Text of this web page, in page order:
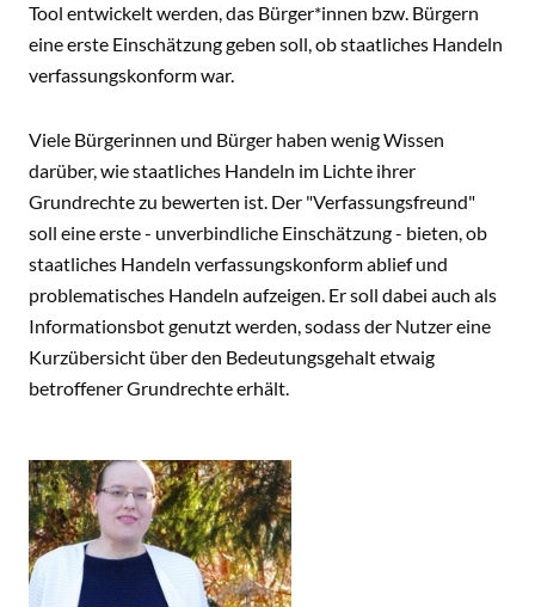
Tool entwickelt werden, das Bürger*innen bzw. Bürgern
eine erste Einschätzung geben soll, ob staatliches Handeln
verfassungskonform war.
Viele Bürgerinnen und Bürger haben wenig Wissen
darüber, wie staatliches Handeln im Lichte ihrer
Grundrechte zu bewerten ist. Der "Verfassungsfreund"
soll eine erste - unverbindliche Einschätzung - bieten, ob
staatliches Handeln verfassungskonform ablief und
problematisches Handeln aufzeigen. Er soll dabei auch als
Informationsbot genutzt werden, sodass der Nutzer eine
Kurzübersicht über den Bedeutungsgehalt etwaig
betroffener Grundrechte erhält.